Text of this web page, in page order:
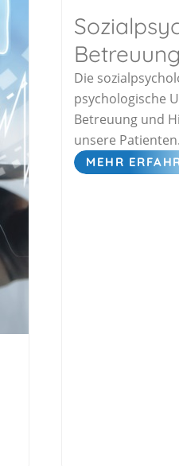
Die
psychologische
Betreuung und
unsere Patienten.
MEHR